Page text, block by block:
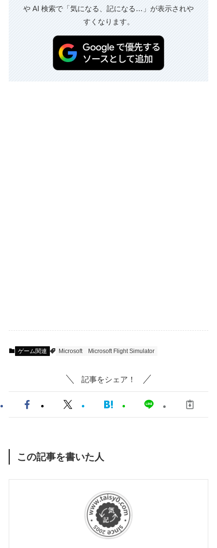
や AI 検索で「気になる、記になる…」が表示されや
すくなります。
ゲーム関連 Microsoft Microsoft Flight Simulator
記事をシェア！
この記事を書いた人